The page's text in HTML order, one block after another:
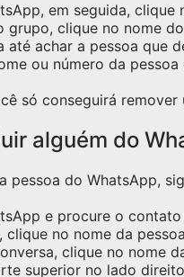
em seguida,
grupo, clique no nome
até achar a pessoa que
ou número da pessoa
só conseguirá
alguém do
pessoa do WhatsApp,
e procure o
clique no nome da
clique no nome
superior no lado